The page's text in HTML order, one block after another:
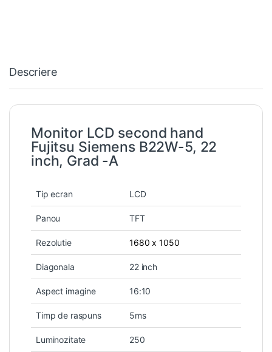
Descriere
Monitor LCD second hand
Fujitsu Siemens B22W-5, 22
inch, Grad -A
Tip ecran LCD
Panou TFT
Rezolutie 1680 x 1050
Diagonala 22 inch
Aspect imagine 16:10
Timp de raspuns 5ms
Luminozitate 250